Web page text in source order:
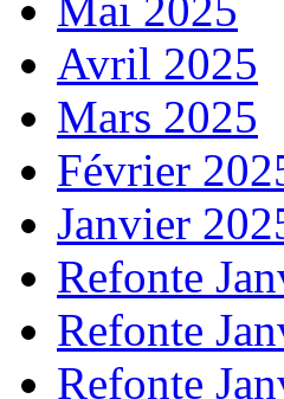
Avril 2025
Mars 2025
Février
Janvier
Refonte
Refonte
Refonte